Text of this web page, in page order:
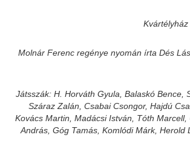
Molnár Ferenc regénye nyomán írta Dés
Játsszák: H. Horváth Gyula, Balaskó Bence,
Száraz Zalán, Csabai Csongor, Hajdú
Kovács Martin, Madácsi István, Tóth Marcell,
András, Góg Tamás, Komlódi Márk, Herold